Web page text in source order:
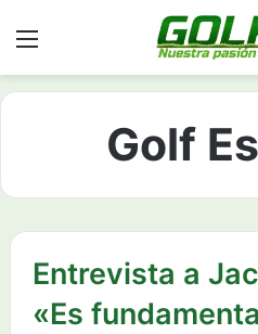
Golf
Entrevista a
«Es